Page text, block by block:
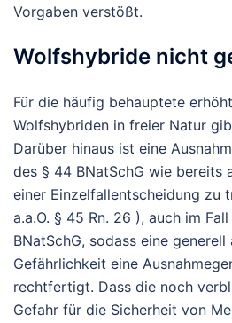
Vorgaben verstößt.
Wolfshybride nicht
Für die häufig behauptete
Wolfshybriden in freier Natur
Darüber hinaus ist eine
des § 44 BNatSchG wie bereits
einer Einzelfallentscheidung zu
a.a.O. § 45 Rn. 26 ), auch im
BNatSchG, sodass eine
Gefährlichkeit eine
rechtfertigt. Dass die noch
Gefahr für die Sicherheit von